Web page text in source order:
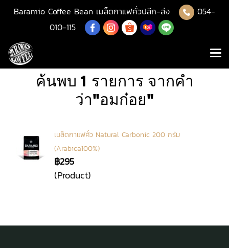
Baramio Coffee Bean เมล็ดกาแฟคั่วปลีก-ส่ง
054-
010-115
ค้นพบ 1 รายการ จากคำ
ว่า"อมก๋อย"
เมล็ดกาแฟคั่ว Natural Carbonic 200 กรัม
(Arabica100%)
฿295
(Product)